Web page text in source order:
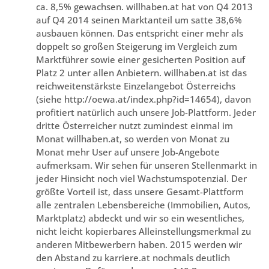
ca. 8,5% gewachsen. willhaben.at hat von Q4 2013
auf Q4 2014 seinen Marktanteil um satte 38,6%
ausbauen können. Das entspricht einer mehr als
doppelt so großen Steigerung im Vergleich zum
Marktführer sowie einer gesicherten Position auf
Platz 2 unter allen Anbietern. willhaben.at ist das
reichweitenstärkste Einzelangebot Österreichs
(siehe http://oewa.at/index.php?id=14654), davon
profitiert natürlich auch unsere Job-Plattform. Jeder
dritte Österreicher nutzt zumindest einmal im
Monat willhaben.at, so werden von Monat zu
Monat mehr User auf unsere Job-Angebote
aufmerksam. Wir sehen für unseren Stellenmarkt in
jeder Hinsicht noch viel Wachstumspotenzial. Der
größte Vorteil ist, dass unsere Gesamt-Plattform
alle zentralen Lebensbereiche (Immobilien, Autos,
Marktplatz) abdeckt und wir so ein wesentliches,
nicht leicht kopierbares Alleinstellungsmerkmal zu
anderen Mitbewerbern haben. 2015 werden wir
den Abstand zu karriere.at nochmals deutlich